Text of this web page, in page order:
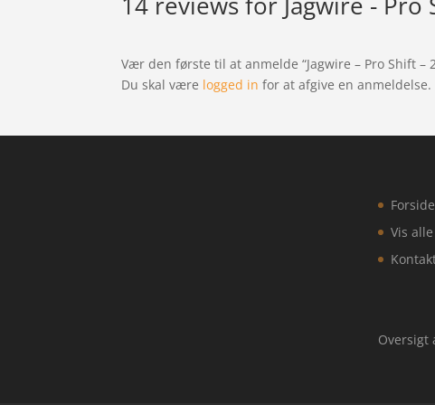
Vær den første til at anmelde “Jagwire – Pro Shift –
Du skal være logged in for at afgive en anmeldelse.
Forside
Vis
Oversigt